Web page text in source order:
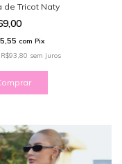
de Tricot Naty
com Pix
R$93,80 sem juros